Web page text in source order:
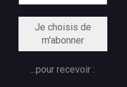
...pour recevoir :